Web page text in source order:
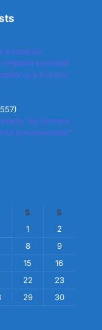
a copilului.
inițiativă esențială
și a tinerilor.
de formare
preuniversitar”
S
S
1
2
8
9
15
16
22
23
29
30